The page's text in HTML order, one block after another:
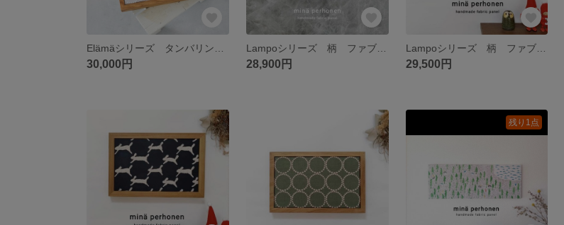
30,000円
Lampoシリーズ 柄 ファブリックパネル ミナペルホネン フォレストタイル forest tile ネイビー インテリア プレゼント 贈り物 北欧 引っ越し祝い 新築祝い
28,900円
Lampoシリーズ 柄 ファブリックパネル ミナペルホネン ランランラン ウサギ ピンク プレゼント お祝い 北欧 クリスマス 上質 高級感 オシャレ 桜 動物 新築祝い
29,500円
残り1点